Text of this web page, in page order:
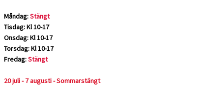
Måndag:Stängt
Tisdag: Kl 10-17
Onsdag: Kl 10-17
Torsdag: Kl 10-17
Fredag:Stängt
20 juli - 7 augusti - Sommarstängt